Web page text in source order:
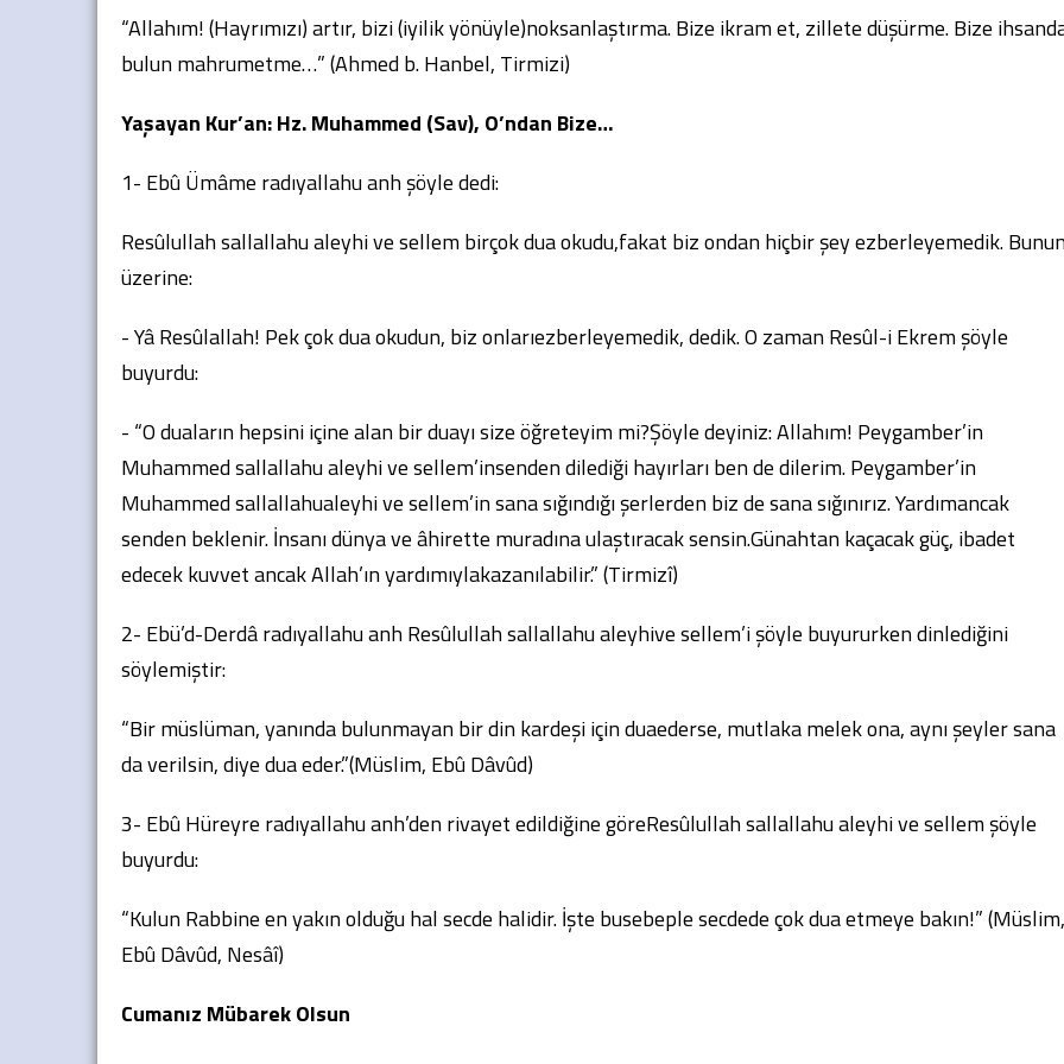
“Allahım! (Hayrımızı) artır, bizi (iyilik yönüyle)noksanlaştırma. Bize ikram et, zillete düşürme. Bize
bulun mahrumetme…” (Ahmed b. Hanbel, Tirmizi)
Yaşayan Kur’an: Hz. Muhammed (Sav), O’ndan Bize…
1- Ebû Ümâme radıyallahu anh şöyle dedi:
Resûlullah sallallahu aleyhi ve sellem birçok dua okudu,fakat biz ondan hiçbir şey ezberleyemedik.
üzerine:
- Yâ Resûlallah! Pek çok dua okudun, biz onlarıezberleyemedik, dedik. O zaman Resûl-i Ekrem şöyle
buyurdu:
- “O duaların hepsini içine alan bir duayı size öğreteyim mi?Şöyle deyiniz: Allahım! Peygamber’in
Muhammed sallallahu aleyhi ve sellem’insenden dilediği hayırları ben de dilerim. Peygamber’in
Muhammed sallallahualeyhi ve sellem’in sana sığındığı şerlerden biz de sana sığınırız. Yardımancak
senden beklenir. İnsanı dünya ve âhirette muradına ulaştıracak sensin.Günahtan kaçacak güç, ibadet
edecek kuvvet ancak Allah’ın yardımıylakazanılabilir.” (Tirmizî)
2- Ebü’d-Derdâ radıyallahu anh Resûlullah sallallahu aleyhive sellem’i şöyle buyururken dinlediğini
söylemiştir:
“Bir müslüman, yanında bulunmayan bir din kardeşi için duaederse, mutlaka melek ona, aynı şeyler sana
da verilsin, diye dua eder.”(Müslim, Ebû Dâvûd)
3- Ebû Hüreyre radıyallahu anh’den rivayet edildiğine göreResûlullah sallallahu aleyhi ve sellem şöyle
buyurdu:
“Kulun Rabbine en yakın olduğu hal secde halidir. İşte busebeple secdede çok dua etmeye bakın!” (Müslim,
Ebû Dâvûd, Nesâî)
Cumanız Mübarek Olsun